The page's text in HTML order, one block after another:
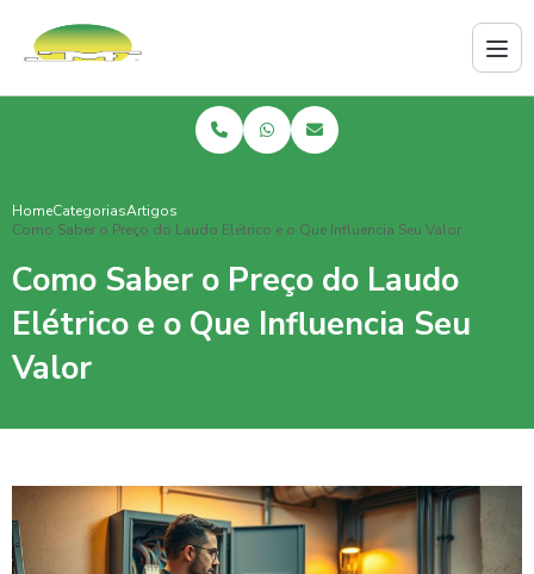
HomeCategoriasArtigos
Como Saber o Preço do Laudo Elétrico e o Que Influencia Seu Valor
Como Saber o Preço do Laudo
Elétrico e o Que Influencia Seu
Valor